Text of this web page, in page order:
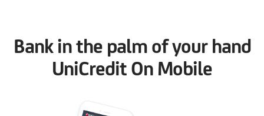
Bank in the palm of your hand
UniCredit On Mobile